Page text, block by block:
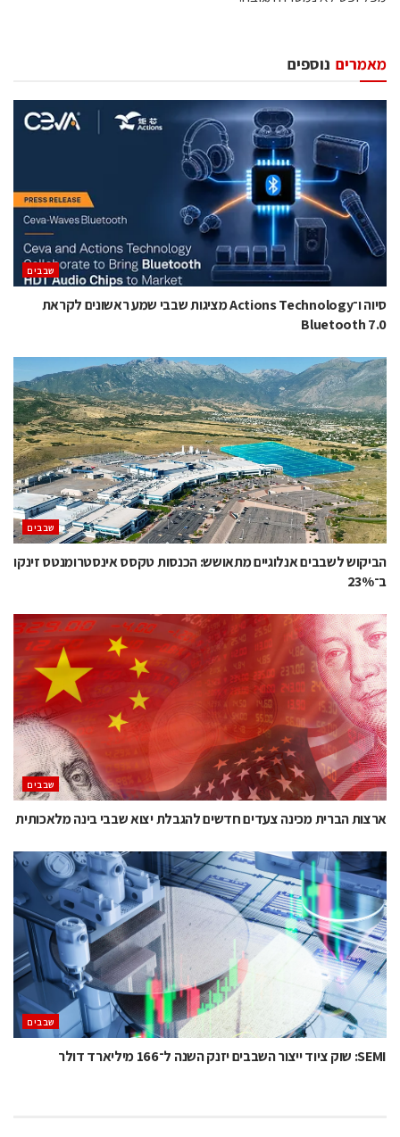
נוספים מאמרים
‫שבבים‬
סיוה ו־Actions Technology מציגות שבבי שמע ראשונים לקראת
Bluetooth 7.0
‫שבבים‬
הביקוש לשבבים אנלוגיים מתאושש: הכנסות טקסס אינסטרומנטס זינקו
ב־23%
‫שבבים‬
ארצות הברית מכינה צעדים חדשים להגבלת יצוא שבבי בינה מלאכותית
‫שבבים‬
SEMI: שוק ציוד ייצור השבבים יזנק השנה ל־166 מיליארד דולר